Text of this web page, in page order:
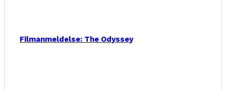
Filmanmeldelse: The Odyssey